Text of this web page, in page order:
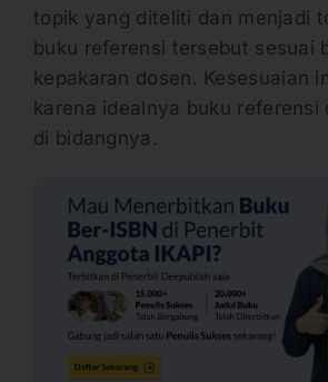
topik yang diteliti dan menjadi
buku referensi tersebut sesuai
kepakaran dosen. Kesesuaian
karena idealnya buku referensi
di bidangnya.